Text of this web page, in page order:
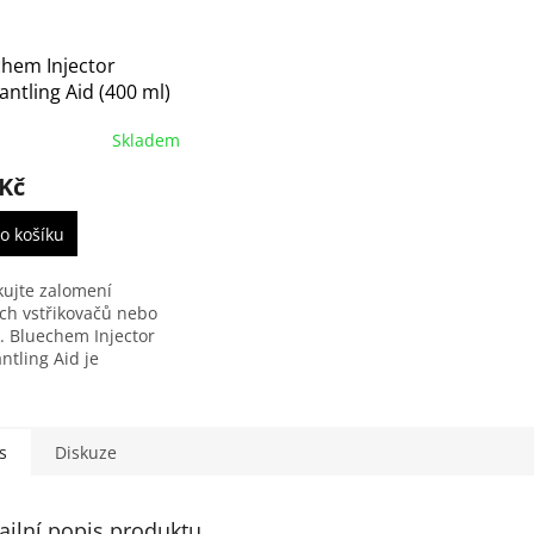
Injector
Aid (400 ml)
vstřikovačů
Skladem
košíku
zalomení
vstřikovačů nebo
Bluechem Injector
Aid je
a...Diskuze